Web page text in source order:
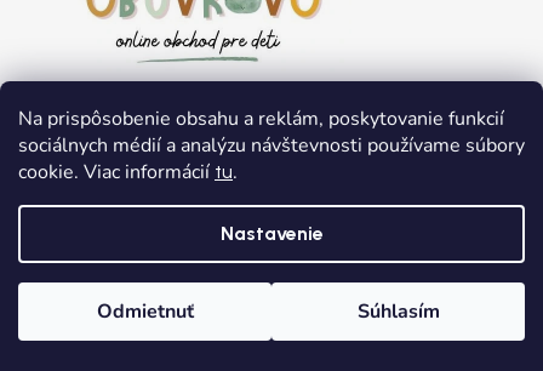
Na prispôsobenie obsahu a reklám, poskytovanie funkcií
sociálnych médií a analýzu návštevnosti používame súbory
cookie. Viac informácií tu.
Nastavenie
Odmietnuť Súhlasím
Užitočné informácie